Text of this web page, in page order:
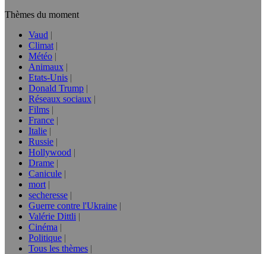
Thèmes du moment
Vaud
Climat
Météo
Animaux
Etats-Unis
Donald Trump
Réseaux sociaux
Films
France
Italie
Russie
Hollywood
Drame
Canicule
mort
secheresse
Guerre contre l'Ukraine
Valérie Dittli
Cinéma
Politique
Tous les thèmes